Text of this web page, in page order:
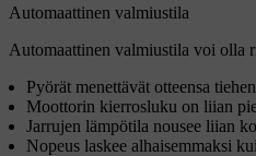
Automaattinen valmiustila
Automaattinen valmiustila voi olla
Pyörät menettävät otteensa
Moottorin kierrosluku on liian
Jarrujen lämpötila nousee liian
Nopeus laskee alhaisemmaksi